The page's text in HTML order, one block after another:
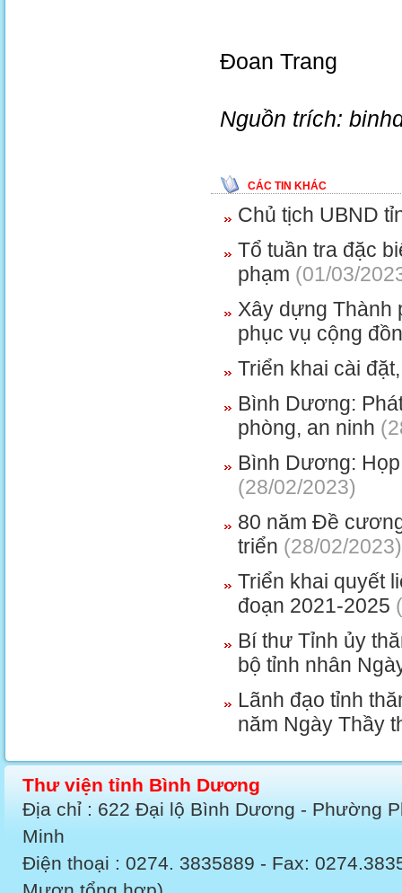
Đoan Trang
Nguồn trích:
CÁC TIN KHÁC
Chủ tịch UBND
Tổ tuần tra đặc
phạm (01/03/
Xây dựng Thành
phục vụ cộng
Triển khai cài
Bình Dương:
phòng, an ninh
Bình Dương:
(28/02/2023)
80 năm Đề
triển (28/02/2023)
Triển khai quyết
đoạn 2021-2025
Bí thư Tỉnh ủy
bộ tỉnh nhân
Lãnh đạo tỉnh
năm Ngày Thầy
Thư viện tỉnh Bình Dương
Địa chỉ : 622 Đại lộ Bình Dương - Phường
Minh
Điện thoại : 0274. 3835889 - Fax: